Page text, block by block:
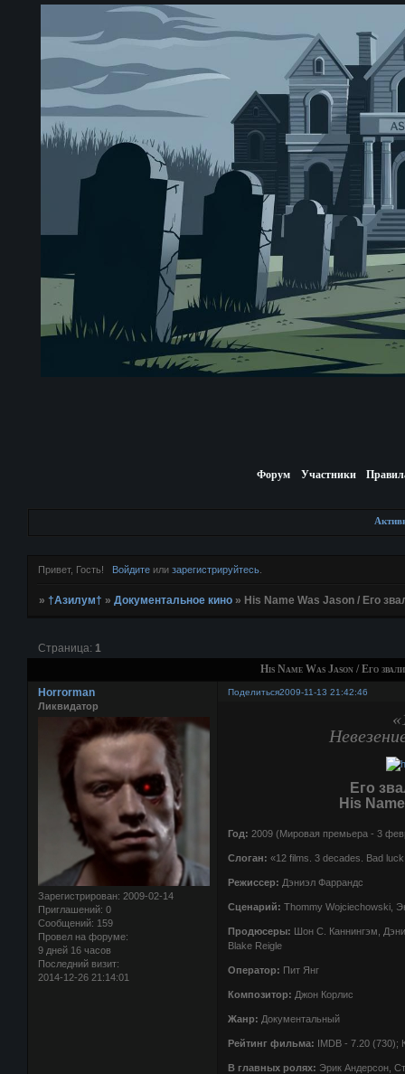
Форум Участники
Привет, Гость! Войдитеили зарегистрируйтесь.
»†Азилум† »Документальное кино » His Name Was Jason / Его
His Name Was Jason / Его
Страница: 1
Поделиться2009-11-13 21:42:46
Horrorman
Ликвидатор
Зарегистрирован: 2009-02-14
Приглашений: 0
Сообщений: 159
Провел на форуме:
9 дней 16 часов
Последний визит:
2014-12-26 21:14:01
Его
His
Год: 2009 (Мировая премьера - 3
Слоган: «12 films. 3 decades. Bad
Режиссер: Дэниэл Фаррандс
Сценарий:Thommy Wojciechowski,
Продюсеры: Шон С. Каннингэм,
Blake Reigle
Оператор: Пит Янг
Композитор: Джон Корлис
Жанр: Документальный
Рейтинг фильма: IMDB - 7.20 (730);
В главных ролях: Эрик Андерсон,